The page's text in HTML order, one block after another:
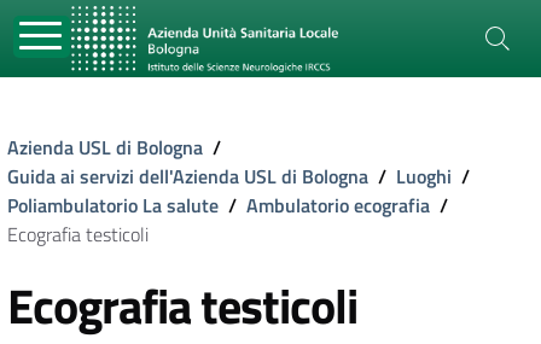
Azienda USL di Bologna /
Guida ai servizi dell'Azienda USL di Bologna / Luoghi /
Poliambulatorio La salute / Ambulatorio ecografia /
Ecografia testicoli
Ecografia testicoli